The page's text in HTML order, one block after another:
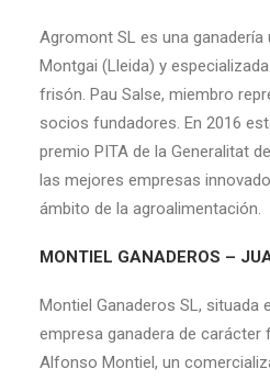
Agromont SL es una ganadería
Montgai (Lleida) y
frisón. Pau Salse, miembro
socios fundadores. En 2016
premio PITA de la Generalitat
las mejores empresas
ámbito de la agroalimentación.
MONTIEL GANADEROS –
Montiel Ganaderos SL, situada
empresa ganadera de carácter
Alfonso Montiel, un